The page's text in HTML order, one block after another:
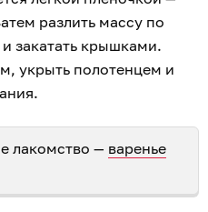
разлить массу по
закатать крышками.
укрыть полотенцем и
лакомство — варенье